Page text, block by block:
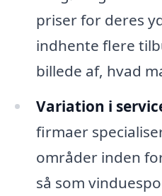
priser for deres
indhente flere
billede af, hvad
Variation i
firmaer
områder inden
så som